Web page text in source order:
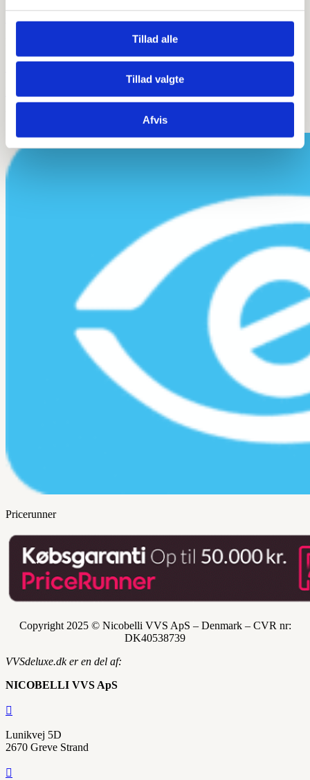
Tillad alle
Tillad valgte
Afvis
Sitemap
Pricerunner
Copyright 2025 © Nicobelli VVS ApS – Denmark – CVR nr:
DK40538739
VVSdeluxe.dk er en del af:
NICOBELLI VVS ApS

Lunikvej 5D
2670 Greve Strand
